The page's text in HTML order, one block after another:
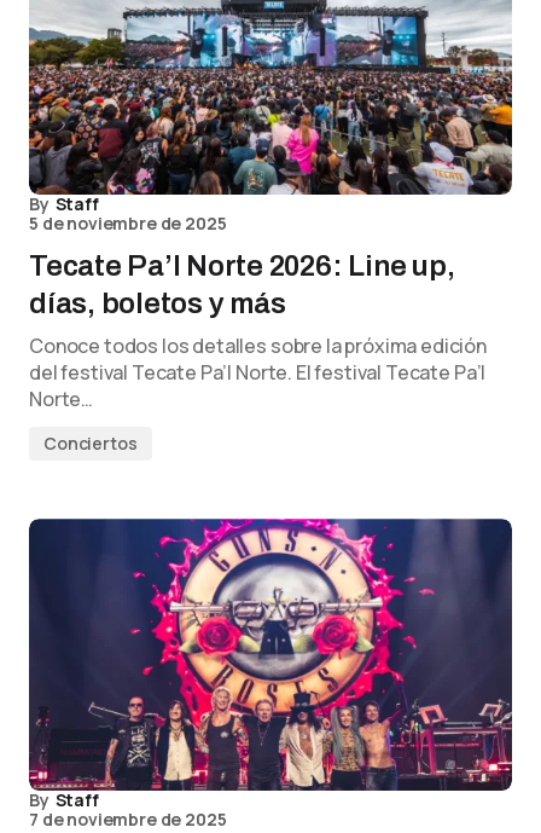
By Staff
5 de noviembre de 2025
Tecate Pa’l Norte 2026: Line up,
días, boletos y más
Conoce todos los detalles sobre la próxima edición
del festival Tecate Pa’l Norte. El festival Tecate Pa’l
Norte…
Conciertos
By Staff
7 de noviembre de 2025